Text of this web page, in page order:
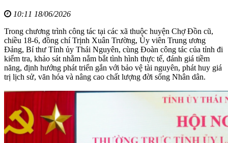
10:11 18/06/2026
Trong chương trình công tác tại các xã thuộc huyện Chợ Đồn cũ,
chiều 18-6, đồng chí Trịnh Xuân Trường, Ủy viên Trung ương
Đảng, Bí thư Tỉnh ủy Thái Nguyên, cùng Đoàn công tác của tỉnh đi
kiểm tra, khảo sát nhằm nắm bắt tình hình thực tế, đánh giá tiềm
năng, định hướng phát triển gắn với bảo vệ tài nguyên, phát huy giá
trị lịch sử, văn hóa và nâng cao chất lượng đời sống Nhân dân.